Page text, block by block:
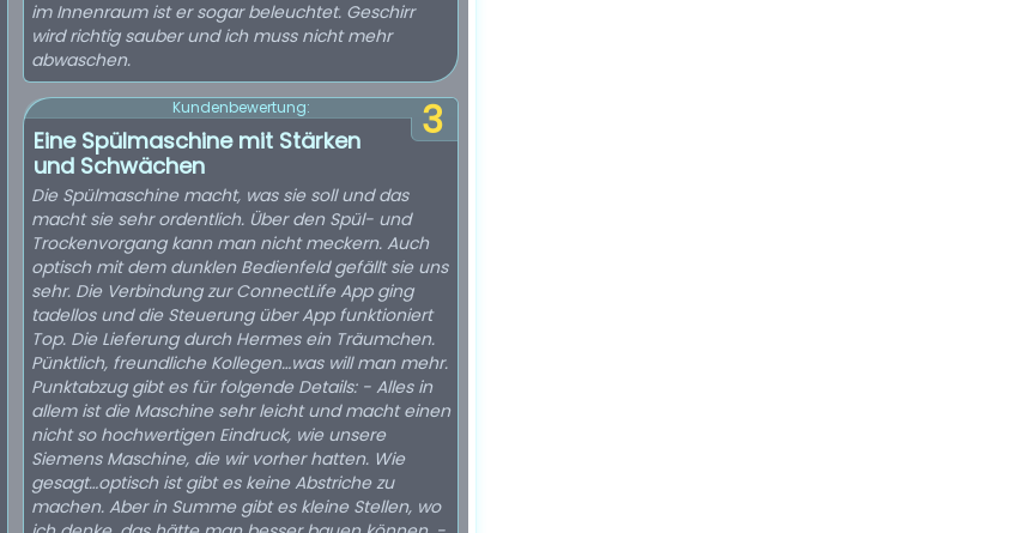
im Innenraum ist er sogar beleuchtet. Geschirr
wird richtig sauber und ich muss nicht mehr
abwaschen.
3
Kundenbewertung:
Eine Spülmaschine mit Stärken
und Schwächen
Die Spülmaschine macht, was sie soll und das
macht sie sehr ordentlich. Über den Spül- und
Trockenvorgang kann man nicht meckern. Auch
optisch mit dem dunklen Bedienfeld gefällt sie uns
sehr. Die Verbindung zur ConnectLife App ging
tadellos und die Steuerung über App funktioniert
Top. Die Lieferung durch Hermes ein Träumchen.
Pünktlich, freundliche Kollegen…was will man mehr.
Punktabzug gibt es für folgende Details: - Alles in
allem ist die Maschine sehr leicht und macht einen
nicht so hochwertigen Eindruck, wie unsere
Siemens Maschine, die wir vorher hatten. Wie
gesagt…optisch ist gibt es keine Abstriche zu
machen. Aber in Summe gibt es kleine Stellen, wo